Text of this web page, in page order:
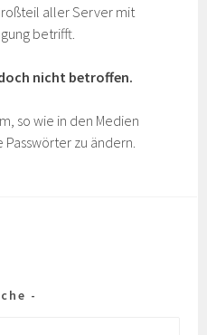
aller Server mit
betrifft.
nicht betroffen.
so wie in den Medien
zu ändern.